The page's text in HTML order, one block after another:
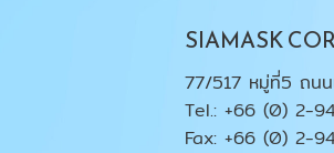
SIAMASK
77/517 หมู่ที่5 ถน
Tel.: +66 (0) 2-
Fax: +66 (0) 2-